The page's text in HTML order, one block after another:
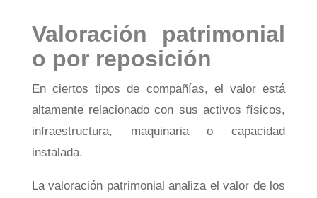
Valoración patrimonial
o por reposición
En ciertos tipos de compañías, el valor está
altamente relacionado con sus activos físicos,
infraestructura, maquinaria o capacidad
instalada.
La valoración patrimonial analiza el valor de los